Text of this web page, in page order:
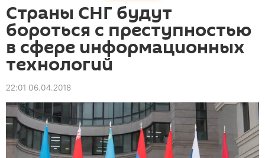
Страны СНГ будут
бороться с преступностью
в сфере информационных
технологий
22:01 06.04.2018